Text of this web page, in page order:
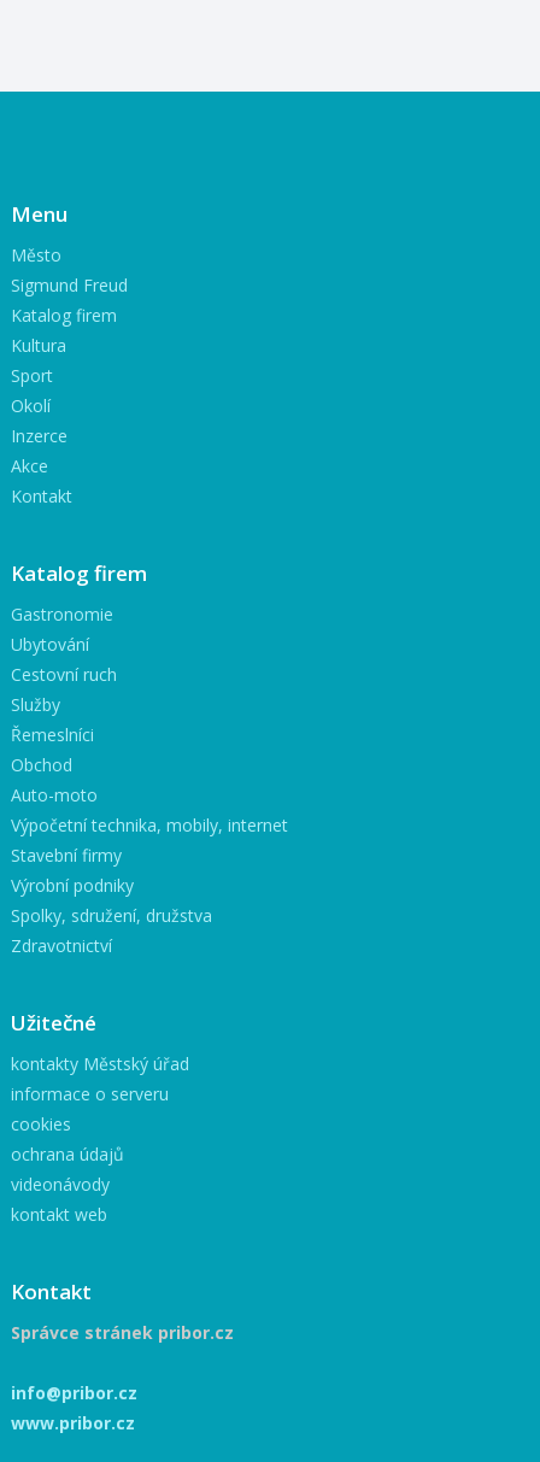
Menu
Město
Sigmund Freud
Katalog firem
Kultura
Sport
Okolí
Inzerce
Akce
Kontakt
Katalog firem
Gastronomie
Ubytování
Cestovní ruch
Služby
Řemeslníci
Obchod
Auto-moto
Výpočetní technika, mobily, internet
Stavební firmy
Výrobní podniky
Spolky, sdružení, družstva
Zdravotnictví
Užitečné
kontakty Městský úřad
informace o serveru
cookies
ochrana údajů
videonávody
kontakt web
Kontakt
Správce stránek pribor.cz
info@pribor.cz
www.pribor.cz